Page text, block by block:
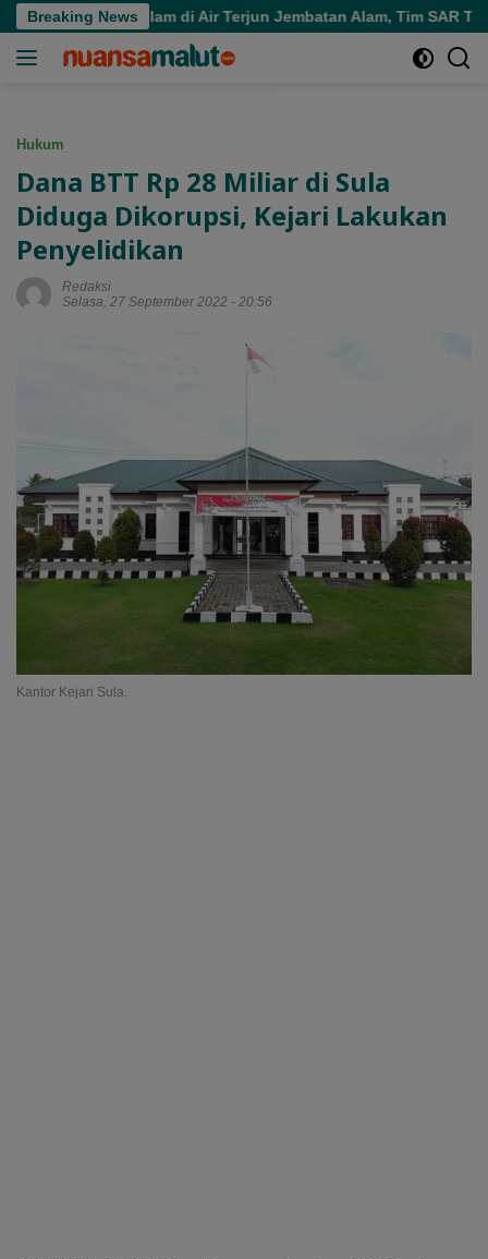
Langsung
ke
Breaking News
Tenggelam di Air Terjun Jembatan Alam, Tim SAR Turun
Hukum
Dana BTT Rp 28 Miliar di Sula
Diduga Dikorupsi, Kejari Lakukan
Penyelidikan
Redaksi
Selasa, 27 September 2022 - 20:56
Kantor Kejari Sula.